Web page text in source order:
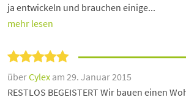
ja entwickeln und brauchen einige...
mehr lesen
überCylex am 29. Januar 2015
RESTLOS BEGEISTERT Wir bauen einen